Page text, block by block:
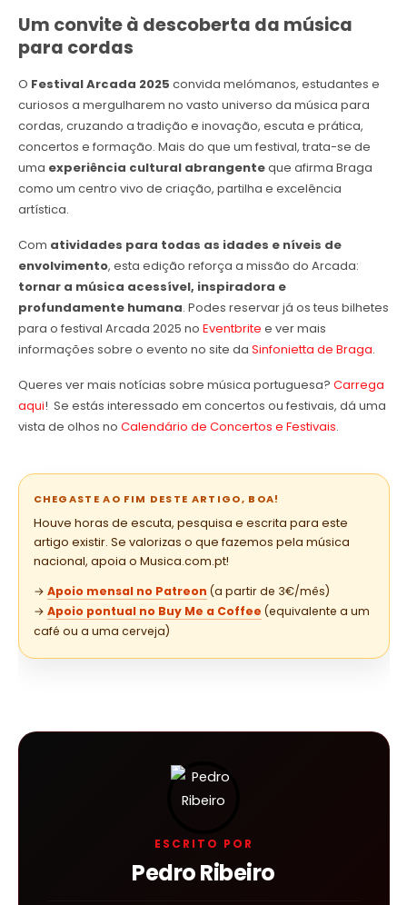
Um convite à descoberta da música
para cordas
O Festival Arcada 2025 convida melómanos, estudantes e
curiosos a mergulharem no vasto universo da música para
cordas, cruzando a tradição e inovação, escuta e prática,
concertos e formação. Mais do que um festival, trata-se de
uma experiência cultural abrangenteque afirma Braga
como um centro vivo de criação, partilha e excelência
artística.
Com atividades para todas as idades e níveis de
envolvimento, esta edição reforça a missão do Arcada:
tornar a música acessível, inspiradora e
profundamente humana. Podes reservar já os teus bilhetes
para o festival Arcada 2025 no Eventbrite e ver mais
informações sobre o evento no site da Sinfonietta de Braga.
Queres ver mais notícias sobre música portuguesa? Carrega
aqui! Se estás interessado em concertos ou festivais, dá uma
vista de olhos no Calendário de Concertos e Festivais.
CHEGASTE AO FIM DESTE ARTIGO, BOA!
Houve horas de escuta, pesquisa e escrita para este
artigo existir. Se valorizas o que fazemos pela música
nacional, apoia o Musica.com.pt!
→ Apoio mensal no Patreon (a partir de 3€/mês)
→ Apoio pontual no Buy Me a Coffee (equivalente a um
café ou a uma cerveja)
ESCRITO POR
Pedro Ribeiro